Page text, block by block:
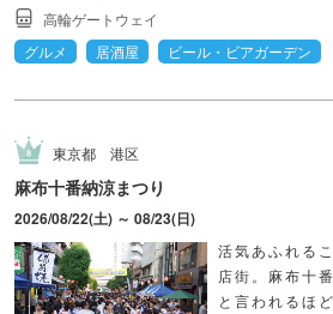
高輪ゲートウェイ
グルメ
居酒屋 ビール・ビアガーデン
東京都 港区
麻布十番納涼まつり
2026/08/22(土) ～ 08/23(日)
活気あふれる
店街。麻布十
と言われるほ